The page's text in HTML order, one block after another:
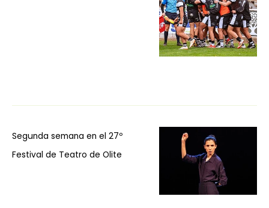
Segunda semana en el 27º
Festival de Teatro de Olite